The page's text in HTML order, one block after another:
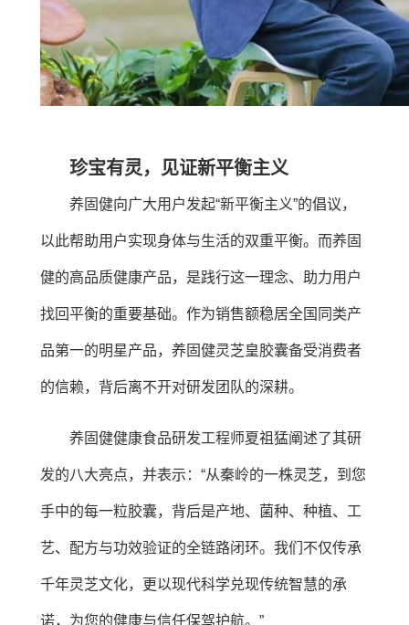
珍宝有灵，见证新平衡主义
养固健向广大用户发起“新平衡主义”的倡议，
以此帮助用户实现身体与生活的双重平衡。而养固
健的高品质健康产品，是践行这一理念、助力用户
找回平衡的重要基础。作为销售额稳居全国同类产
品第一的明星产品，养固健灵芝皇胶囊备受消费者
的信赖，背后离不开对研发团队的深耕。
养固健健康食品研发工程师夏祖猛阐述了其研
发的八大亮点，并表示：“从秦岭的一株灵芝，到您
手中的每一粒胶囊，背后是产地、菌种、种植、工
艺、配方与功效验证的全链路闭环。我们不仅传承
千年灵芝文化，更以现代科学兑现传统智慧的承
诺，为您的健康与信任保驾护航。”